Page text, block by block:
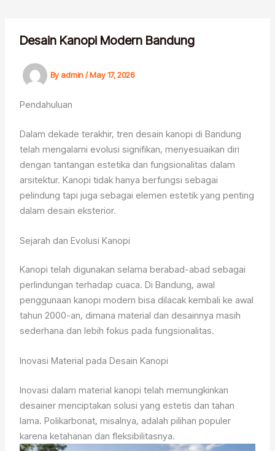
contentDesain Kanopi Modern Bandung
Byadmin/May 17, 2026
Pendahuluan
Dalam dekade terakhir, tren desain kanopi di Bandung
telah mengalami evolusi signifikan, menyesuaikan diri
dengan tantangan estetika dan fungsionalitas dalam
arsitektur. Kanopi tidak hanya berfungsi sebagai
pelindung tapi juga sebagai elemen estetik yang penting
dalam desain eksterior.
Sejarah dan Evolusi Kanopi
Kanopi telah digunakan selama berabad-abad sebagai
perlindungan terhadap cuaca. Di Bandung, awal
penggunaan kanopi modern bisa dilacak kembali ke awal
tahun 2000-an, dimana material dan desainnya masih
sederhana dan lebih fokus pada fungsionalitas.
Inovasi Material pada Desain Kanopi
Inovasi dalam material kanopi telah memungkinkan
desainer menciptakan solusi yang estetis dan tahan
lama. Polikarbonat, misalnya, adalah pilihan populer
karena ketahanan dan fleksibilitasnya.